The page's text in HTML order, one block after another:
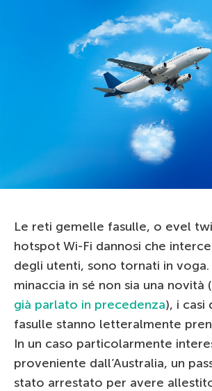
Le reti gemelle fasulle, o evel
hotspot Wi-Fi dannosi che
degli utenti, sono tornati in voga.
minaccia in sé non sia una novità (
già parlato in precedenza), i casi
fasulle stanno letteralmente
In un caso particolarmente
proveniente dall’Australia, un
stato arrestato per avere